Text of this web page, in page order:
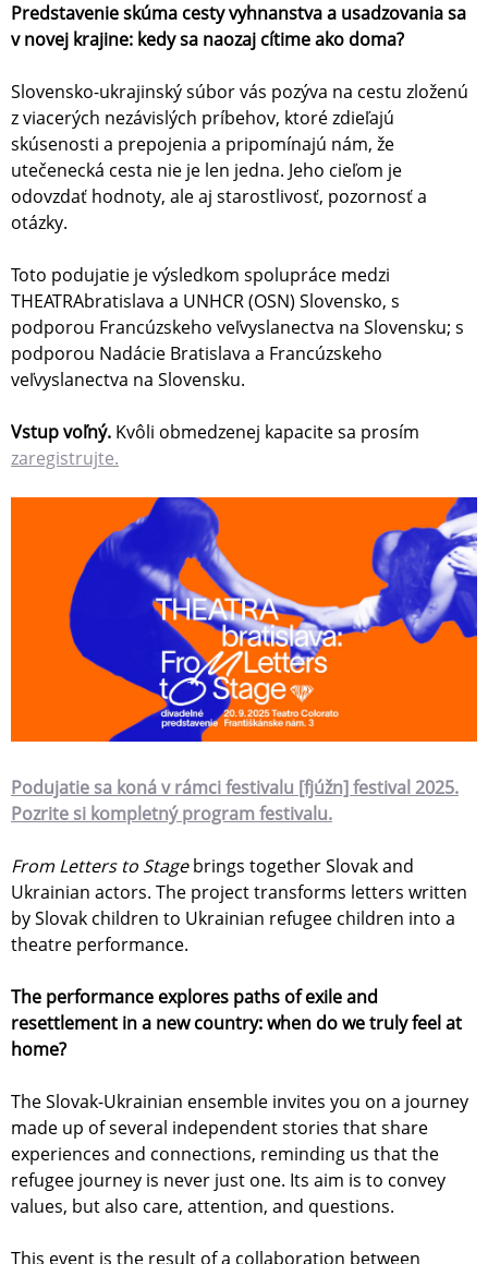
Predstavenie skúma cesty vyhnanstva a usadzovania sa
v novej krajine: kedy sa naozaj cítime ako doma?
Slovensko-ukrajinský súbor vás pozýva na cestu zloženú
z viacerých nezávislých príbehov, ktoré zdieľajú
skúsenosti a prepojenia a pripomínajú nám, že
utečenecká cesta nie je len jedna. Jeho cieľom je
odovzdať hodnoty, ale aj starostlivosť, pozornosť a
otázky.
Toto podujatie je výsledkom spolupráce medzi
THEATRAbratislava a UNHCR (OSN) Slovensko, s
podporou Francúzskeho veľvyslanectva na Slovensku; s
podporou Nadácie Bratislava a Francúzskeho
veľvyslanectva na Slovensku.
Vstup voľný. Kvôli obmedzenej kapacite sa prosím
zaregistrujte.
Podujatie sa koná v rámci festivalu [fjúžn] festival 2025.
Pozrite si kompletný program festivalu.
From Letters to Stagebrings together Slovak and
Ukrainian actors. The project transforms letters written
by Slovak children to Ukrainian refugee children into a
theatre performance.
The performance explores paths of exile and
resettlement in a new country: when do we truly feel at
home?
The Slovak-Ukrainian ensemble invites you on a journey
made up of several independent stories that share
experiences and connections, reminding us that the
refugee journey is never just one. Its aim is to convey
values, but also care, attention, and questions.
This event is the result of a collaboration between